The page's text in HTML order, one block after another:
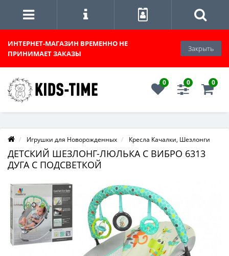
ИНТЕРНЕТ-МАГАЗИН ВРЕМЕННО НЕ
ПРИНИМАЕТ ЗАКАЗЫ
Закрыть
0 0 0
Игрушки для Новорожденных Кресла Качалки, Шезлонги
ДЕТСКИЙ ШЕЗЛОНГ-ЛЮЛЬКА С ВИБРО 6313
ДУГА С ПОДСВЕТКОЙ